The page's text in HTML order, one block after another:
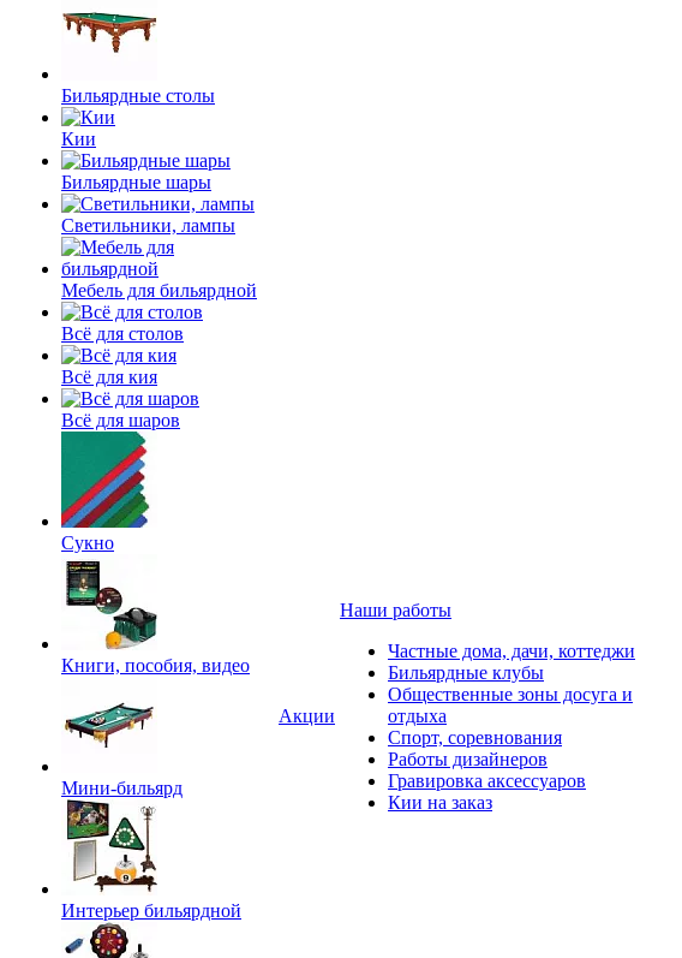
Бильярдные столы
Кии
Бильярдные шары
Светильники, лампы
Мебель для бильярдной
Всё для столов
Всё для кия
Всё для шаров
Сукно
Книги, пособия, видео
Мини-бильярд
Интерьер бильярдной
Акции
Наши работы
Частные дома, дачи, коттеджи
Бильярдные клубы
Общественные зоны досуга и
отдыха
Спорт, соревнования
Работы дизайнеров
Гравировка аксессуаров
Кии на заказ